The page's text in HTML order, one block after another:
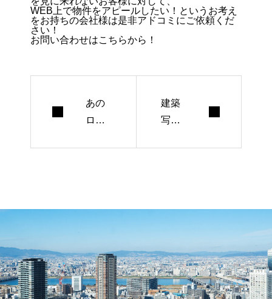
WEB上で物件をアピールしたい！というお考え
をお持ちの会社様は是非アドコミにご依頼くだ
さい！
お問い合わせはこちらから！
あの
ロゴ
ゴ制
作に
つい
建築
写真